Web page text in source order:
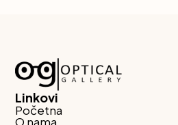
Linkovi
Početna
O nama